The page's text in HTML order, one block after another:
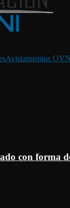
Avistamientos
con forma